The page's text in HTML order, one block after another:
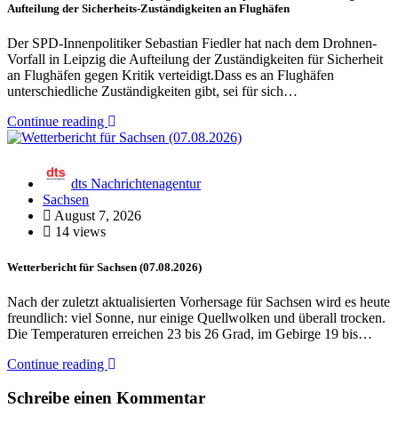
Aufteilung der Sicherheits-Zuständigkeiten an Flughäfen
Der SPD-Innenpolitiker Sebastian Fiedler hat nach dem Drohnen-
Vorfall in Leipzig die Aufteilung der Zuständigkeiten für Sicherheit
an Flughäfen gegen Kritik verteidigt.Dass es an Flughäfen
unterschiedliche Zuständigkeiten gibt, sei für sich…
Continue reading
dts Nachrichtenagentur
Sachsen
August 7, 2026
14 views
Wetterbericht für Sachsen (07.08.2026)
Nach der zuletzt aktualisierten Vorhersage für Sachsen wird es heute
freundlich: viel Sonne, nur einige Quellwolken und überall trocken.
Die Temperaturen erreichen 23 bis 26 Grad, im Gebirge 19 bis…
Continue reading
Schreibe einen Kommentar